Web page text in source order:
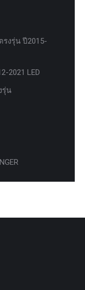
รงรุ่น ปี2015-
2021 LED
รุ่น